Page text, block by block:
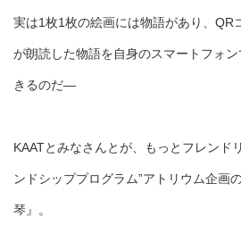
実は1枚1枚の絵画には物語があり、QR
が朗読した物語を自身のスマートフォ
きるのだ―
KAATとみなさんとが、もっとフレンド
ンドシッププログラム”アトリウム企画
琴』。